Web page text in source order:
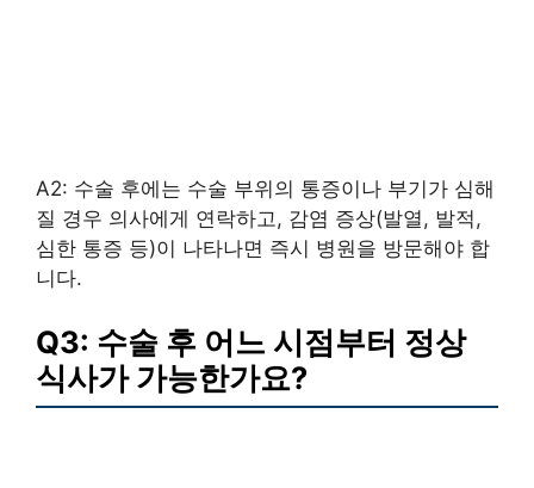
A2: 수술 후에는 수술 부위의 통증이나 부기가 심해
질 경우 의사에게 연락하고, 감염 증상(발열, 발적,
심한 통증 등)이 나타나면 즉시 병원을 방문해야 합
니다.
Q3: 수술 후 어느 시점부터 정상
식사가 가능한가요?